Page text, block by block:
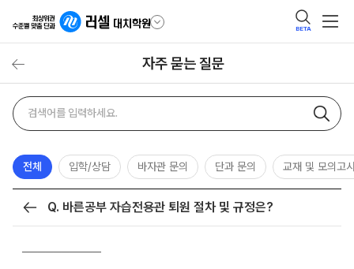
BETA
자주 묻는 질문
자주
묻는
검색
검색어
전체 입학/상담 바자관 문의 단과 문의 교재 및 모의고
목록 Q. 바른공부 자습전용관 퇴원 절차 및 규정은?
──────────